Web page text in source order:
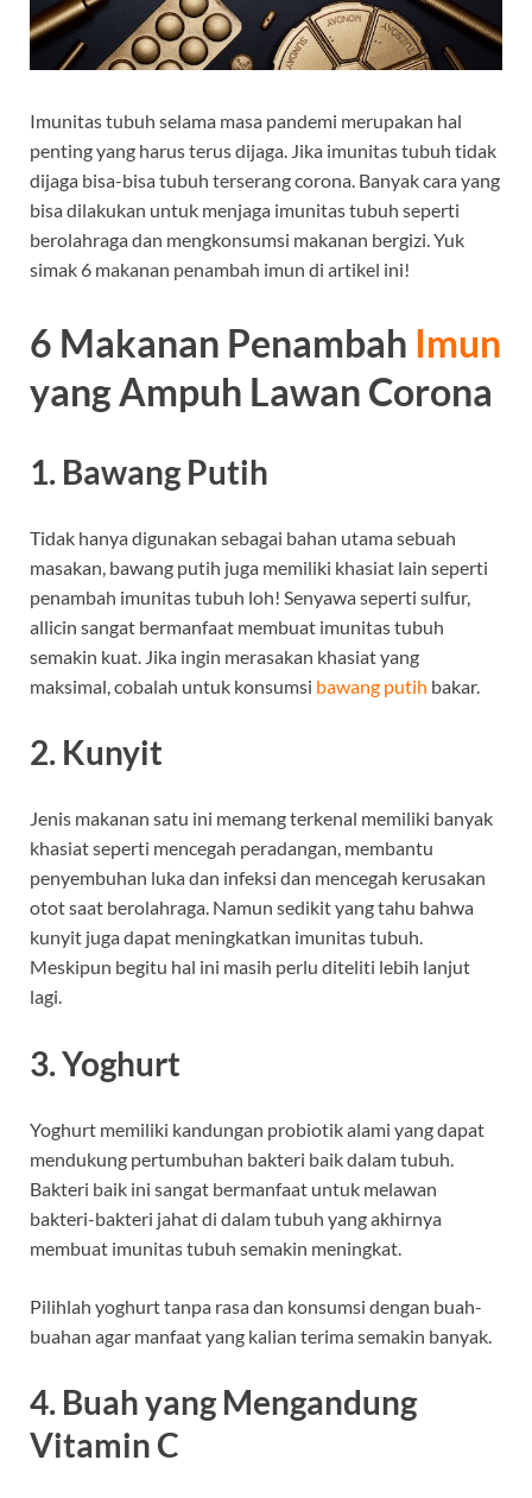
Imunitas tubuh selama masa pandemi merupakan hal
penting yang harus terus dijaga. Jika imunitas tubuh tidak
dijaga bisa-bisa tubuh terserang corona. Banyak cara yang
bisa dilakukan untuk menjaga imunitas tubuh seperti
berolahraga dan mengkonsumsi makanan bergizi. Yuk
simak 6 makanan penambah imun di artikel ini!
6 Makanan Penambah Imun
yang Ampuh Lawan Corona
1. Bawang Putih
Tidak hanya digunakan sebagai bahan utama sebuah
masakan, bawang putih juga memiliki khasiat lain seperti
penambah imunitas tubuh loh! Senyawa seperti sulfur,
allicin sangat bermanfaat membuat imunitas tubuh
semakin kuat. Jika ingin merasakan khasiat yang
maksimal, cobalah untuk konsumsi bawang putih bakar.
2. Kunyit
Jenis makanan satu ini memang terkenal memiliki banyak
khasiat seperti mencegah peradangan, membantu
penyembuhan luka dan infeksi dan mencegah kerusakan
otot saat berolahraga. Namun sedikit yang tahu bahwa
kunyit juga dapat meningkatkan imunitas tubuh.
Meskipun begitu hal ini masih perlu diteliti lebih lanjut
lagi.
3. Yoghurt
Yoghurt memiliki kandungan probiotik alami yang dapat
mendukung pertumbuhan bakteri baik dalam tubuh.
Bakteri baik ini sangat bermanfaat untuk melawan
bakteri-bakteri jahat di dalam tubuh yang akhirnya
membuat imunitas tubuh semakin meningkat.
Pilihlah yoghurt tanpa rasa dan konsumsi dengan buah-
buahan agar manfaat yang kalian terima semakin banyak.
4. Buah yang Mengandung
Vitamin C